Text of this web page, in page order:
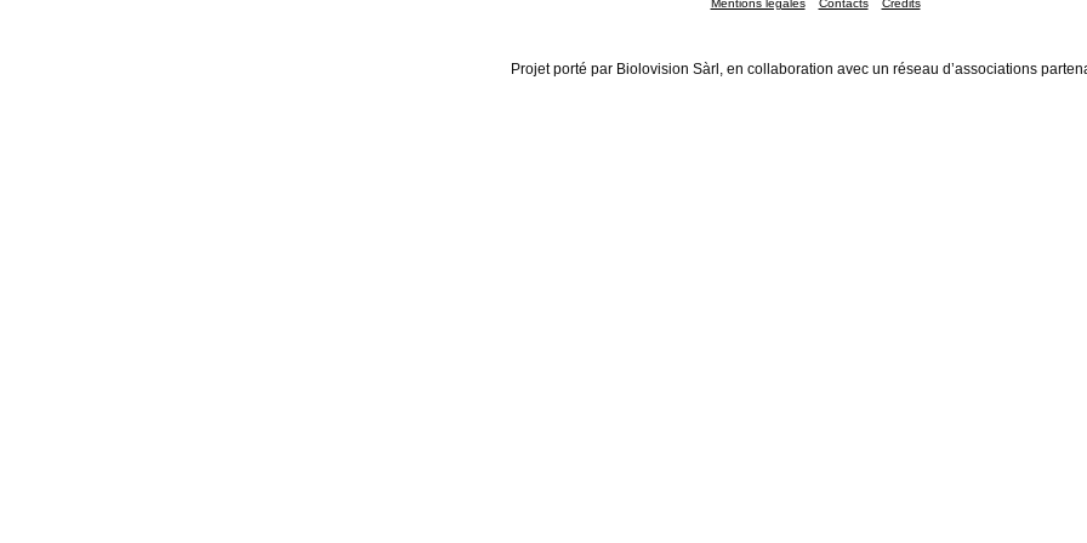
Mentions légales Contacts Crédits
Projet porté par Biolovision Sàrl, en collaboration avec un réseau d’associations